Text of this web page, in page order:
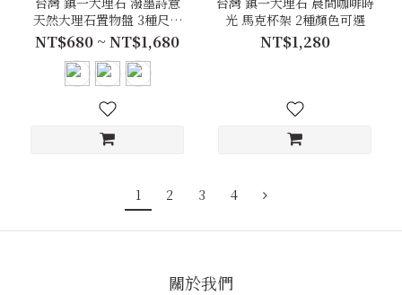
天然大理石置物盤 3種尺寸
可選
NT$680 ~ NT$1,680
光 馬克杯架 2種顏色可選
NT$1,280
1 2 3 4
關於我們